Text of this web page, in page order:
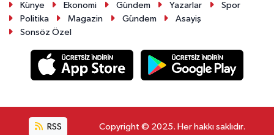
Künye Ekonomi Gündem Yazarlar
Spor
Politika
Magazin Gündem
Asayiş
Sonsöz Özel
RSS Copyright © 2025. Her hakkı saklıdır.